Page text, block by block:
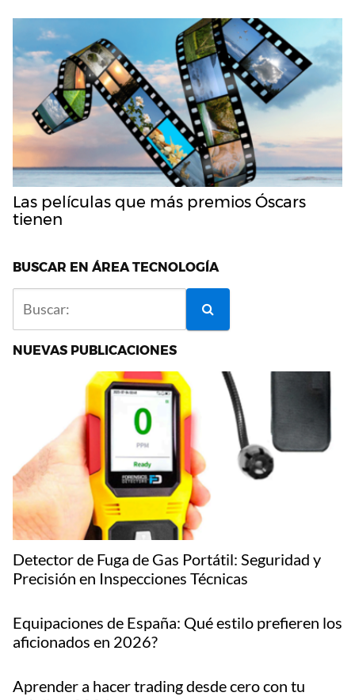
Las películas que más premios Óscars
tienen
BUSCAR EN ÁREA TECNOLOGÍA
NUEVAS PUBLICACIONES
Detector de Fuga de Gas Portátil: Seguridad y
Precisión en Inspecciones Técnicas
Equipaciones de España: Qué estilo prefieren los
aficionados en 2026?
Aprender a hacer trading desde cero con tu